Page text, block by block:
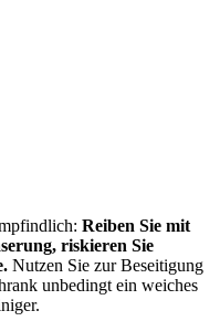
Reiben Sie mit
riskieren Sie
Nutzen Sie zur Beseitigung
unbedingt ein weiches